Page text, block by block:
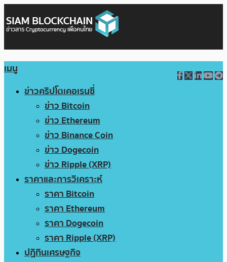
เมนู
ข่าวคริปโตเคอเรนซี่
ข่าว Bitcoin
ข่าว Ethereum
ข่าว Binance Coin
ข่าว Dogecoin
ข่าว Ripple (XRP)
ราคาและการวิเคราะห์
ราคา Bitcoin
ราคา Ethereum
ราคา Dogecoin
ราคา Ripple (XRP)
ปฏิทินเศรษฐกิจ